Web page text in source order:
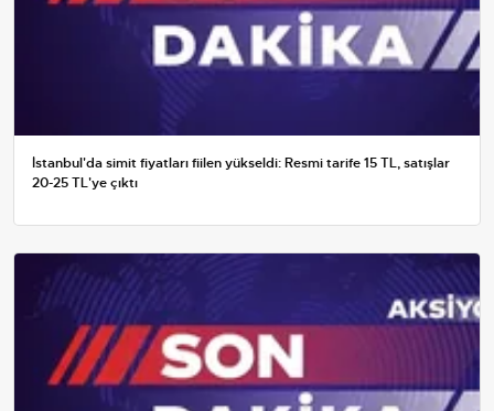
İstanbul'da simit fiyatları fiilen yükseldi: Resmi tarife 15 TL, satışlar
20-25 TL'ye çıktı